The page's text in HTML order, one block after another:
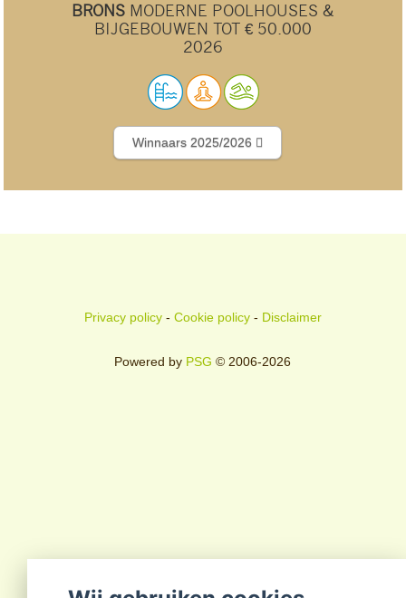
BRONS MODERNE POOLHOUSES &
BIJGEBOUWEN TOT € 50.000
2026
Winnaars 2025/2026
Privacy policy- Cookie policy- Disclaimer
Powered by PSG © 2006-2026